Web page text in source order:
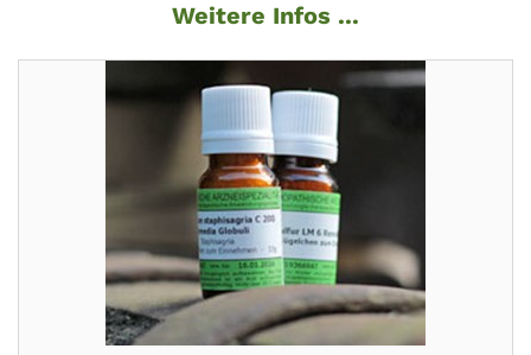
Weitere Infos ...